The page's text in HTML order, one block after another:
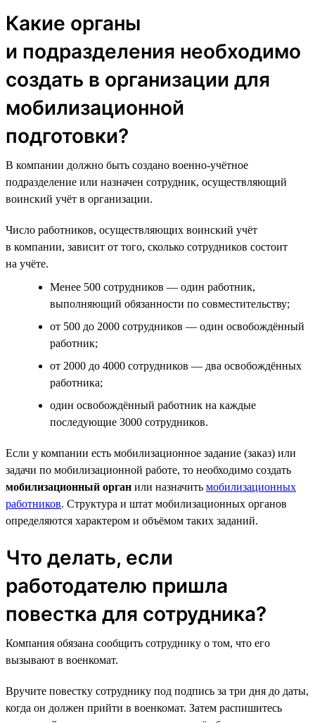
Какие органы
и подразделения необходимо
создать в организации для
мобилизационной
подготовки?
В компании должно быть создано военно-учётное
подразделение или назначен сотрудник, осуществляющий
воинский учёт в организации.
Число работников, осуществляющих воинский учёт
в компании, зависит от того, сколько сотрудников состоит
на учёте.
Менее 500 сотрудников — один работник,
выполняющий обязанности по совместительству;
от 500 до 2000 сотрудников — один освобождённый
работник;
от 2000 до 4000 сотрудников — два освобождённых
работника;
один освобождённый работник на каждые
последующие 3000 сотрудников.
Если у компании есть мобилизационное задание (заказ) или
задачи по мобилизационной работе, то необходимо создать
мобилизационный орган или назначить мобилизационных
работников. Структура и штат мобилизационных органов
определяются характером и объёмом таких заданий.
Что делать, если
работодателю пришла
повестка для сотрудника?
Компания обязана сообщить сотруднику о том, что его
вызывают в военкомат.
Вручите повестку сотруднику под подпись за три дня до даты,
когда он должен прийти в военкомат. Затем распишитесь